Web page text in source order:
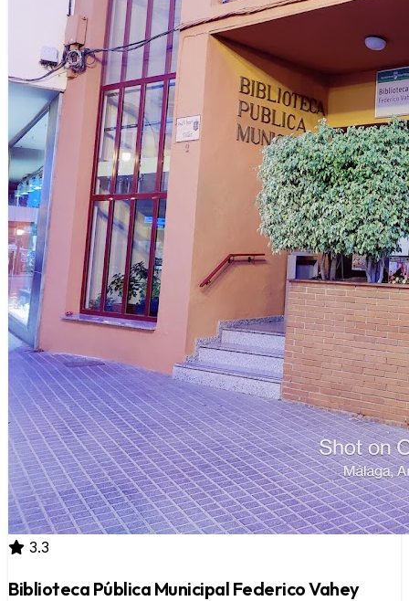
3.3
Biblioteca Pública Municipal Federico Vahey